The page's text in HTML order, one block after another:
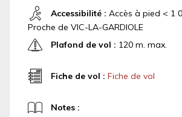
Accessibilité : Accès à pied < 1
Proche de VIC-LA-GARDIOLE
Plafond de vol : 120 m. max.
Fiche de vol : Fiche de vol
Notes :